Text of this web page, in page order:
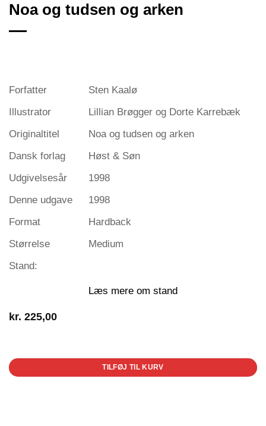
Noa og tudsen og arken
Forfatter
Sten Kaalø
Illustrator
Lillian Brøgger og Dorte Karrebæk
Originaltitel
Noa og tudsen og arken
Dansk forlag
Høst & Søn
Udgivelsesår
1998
Denne udgave
1998
Format
Hardback
Størrelse
Medium
Stand:
Læs mere om stand
kr. 225,00
TILFØJ TIL KURV